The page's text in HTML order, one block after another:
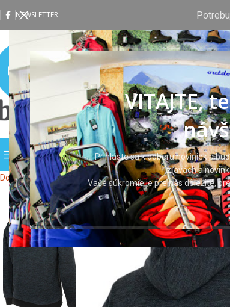
VITAJTE,
Prihláste sa k odberu noviniek a
zľavách a
Vaše súkromie je pre nás dôležité,
NEWSLETTER
PREHLIADAŤ KATEGÓRIE DOMOVOBCHOD
Domov Pracovné odevy Pracovné mikiny Mikiny